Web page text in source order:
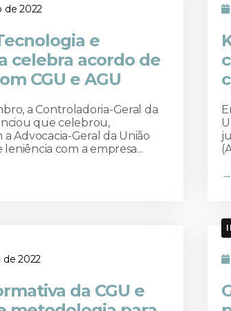
de 2022
e
celebra acordo de
CGU e AGU
a Controladoria-Geral da
que celebrou,
Advocacia-Geral da União
leniência com a empresa...
de 2022
da CGU e